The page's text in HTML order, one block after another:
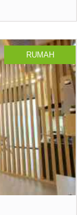
RUMAH